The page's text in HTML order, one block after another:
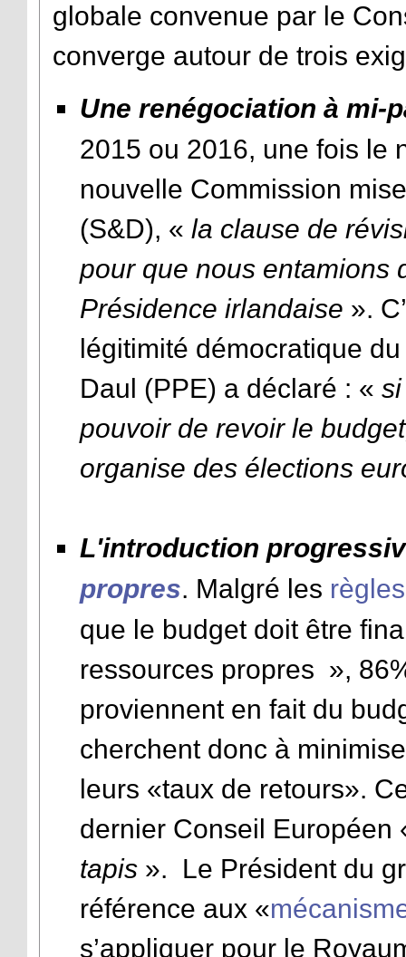
globale convenue par le
converge autour de trois
Une renégociation à mi-
2015 ou 2016, une fois le
nouvelle Commission
(S&D), « la clause de
pour que nous entamions
Présidence irlandaise ».
légitimité démocratique
Daul (PPE) a déclaré : «
pouvoir de revoir le
organise des élections
L'introduction
propres. Malgré les règles
que le budget doit être
ressources propres »,
proviennent en fait du
cherchent donc à
leurs «taux de retours».
dernier Conseil Européen
tapis ». Le Président du
référence aux «
s’appliquer pour le